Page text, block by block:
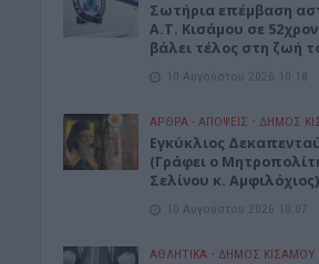
Σωτήρια επέμβαση
Α.Τ. Κισάμου σε
βάλει τέλος στη ζωή
10 Αυγούστου 2026 10:18
ΑΡΘΡΑ - ΑΠΟΨΕΙΣ • ΔΉΜΟΣ
Εγκύκλιος
(Γράφει ο
Σελίνου κ. Αμφιλόχιος)
10 Αυγούστου 2026 10:07
ΑΘΛΗΤΙΚΑ • ΔΉΜΟΣ ΚΙΣΆΜΟΥ